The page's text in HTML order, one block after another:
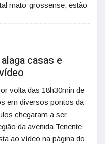
mato-grossense, estão
casas e
volta das 18h30min de
em diversos pontos da
chegaram a ser
da avenida Tenente
ao vídeo na página do